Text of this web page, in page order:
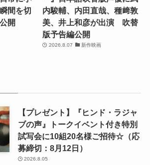
間を切
開
内駿輔、内田直哉、種﨑敦
美、井上和彦が出演 吹替
版予告編公開
2026.8.07 新作映画
【プレゼント】『ヒンド・ラジャ
ブの声』トークイベント付き特別
試写会に10組20名様ご招待☆（応
募締切：8月12日）
2026.8.05